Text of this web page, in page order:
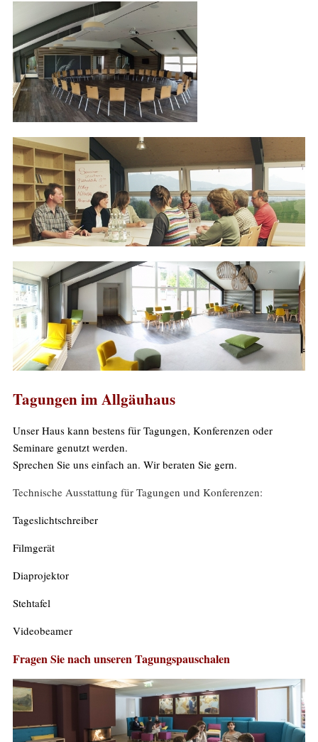
Tagungen im Allgäuhaus
Unser Haus kann bestens für Tagungen, Konferenzen oder
Seminare genutzt werden.
Sprechen Sie uns einfach an. Wir beraten Sie gern.
Technische Ausstattung für Tagungen und Konferenzen:
Tageslichtschreiber
Filmgerät
Diaprojektor
Stehtafel
Videobeamer
Fragen Sie nach unseren Tagungspauschalen